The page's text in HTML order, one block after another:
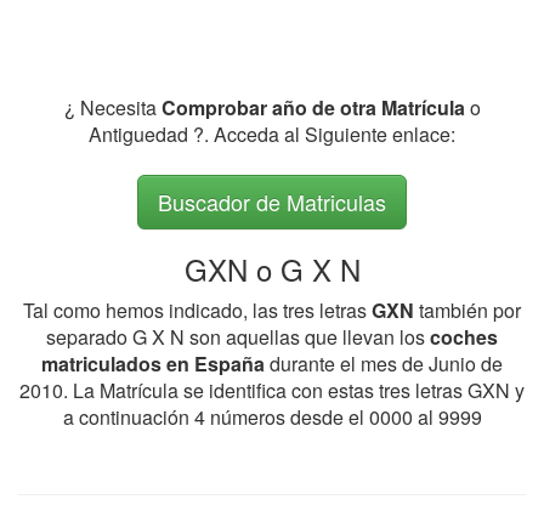
¿ NecesitaComprobar año de otra Matrículao
Antiguedad ?. Acceda al Siguiente enlace:
Buscador de Matriculas
GXN o G X N
Tal como hemos indicado, las tres letrasGXN también por
separado G X N son aquellas que llevan loscoches
matriculados en Españadurante el mes de Junio de
2010. La Matrícula se identifica con estas tres letras GXN y
a continuación 4 números desde el 0000 al 9999